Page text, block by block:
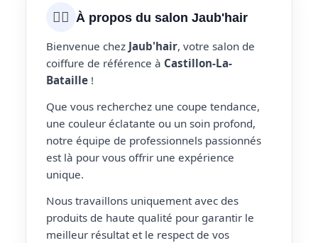
💇‍♀️ À propos du salon Jaub'hair
Bienvenue chez Jaub'hair, votre salon de
coiffure de référence à Castillon-La-
Bataille !
Que vous recherchez une coupe tendance,
une couleur éclatante ou un soin profond,
notre équipe de professionnels passionnés
est là pour vous offrir une expérience
unique.
Nous travaillons uniquement avec des
produits de haute qualité pour garantir le
meilleur résultat et le respect de vos